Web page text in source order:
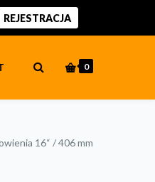
REJESTRACJA
0
16“ / 406 mm